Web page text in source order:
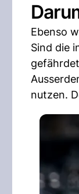
Ebenso
Sind die
nutzen.